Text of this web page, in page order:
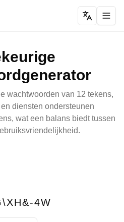
wachtwoorden van 12 tekens,
diensten ondersteunen
wat een balans biedt tussen
4W